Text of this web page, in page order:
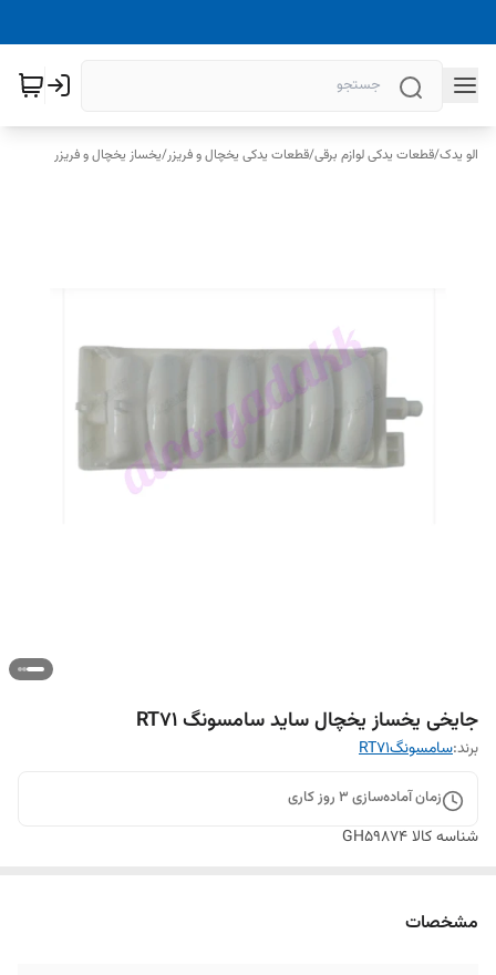
الو یدک/قطعات یدکی لوازم برقی/قطعات یدکی یخچال و فریزر/یخساز یخچال و فریزر
جایخی یخساز یخچال ساید سامسونگ RT71
برند:سامسونگRT71
زمان آماده‌سازی 3 روز کاری
شناسه کالاGH59874
مشخصات